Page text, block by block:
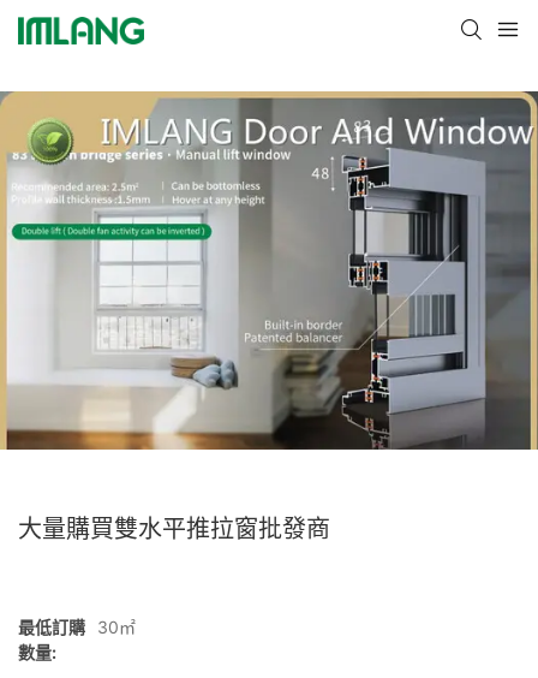
大量購買雙水平推拉窗批發商
最低訂購
數量:
30㎡